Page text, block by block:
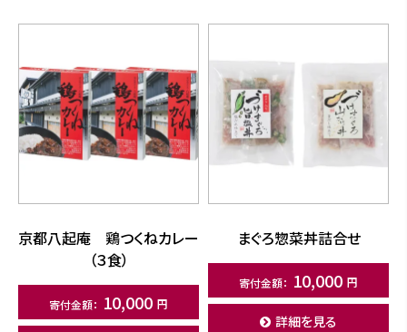
京都八起庵 鶏つくねカレー
（３食）
10,000
まぐろ惣菜丼詰合せ
10,000
詳細を見る